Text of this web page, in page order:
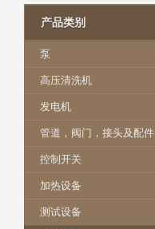
产品类别
泵
高压清洗机
发电机
管道，阀门，接头及配件
控制开关
加热设备
测试设备